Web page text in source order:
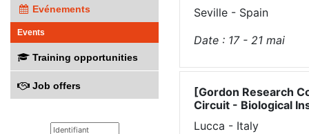
Evénements
Events
Training opportunities
Job offers
Seville - Spain
Date : 17 - 21 mai
[Gordon Research
Circuit - Biological
Lucca - Italy